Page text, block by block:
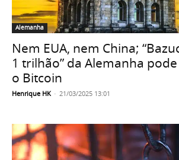
Alemanha
Nem EUA, nem China;
1 trilhão” da Alemanha
o Bitcoin
Henrique HK - 21/03/2025 13:01